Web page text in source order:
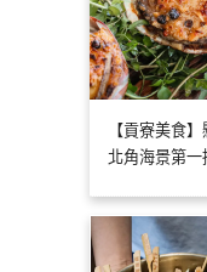
【貢寮美食
北角海景第一